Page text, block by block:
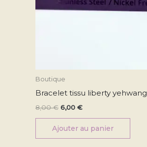
Boutique
Bracelet tissu liberty yehwang
8,00€ 6,00 €
Ajouter au panier